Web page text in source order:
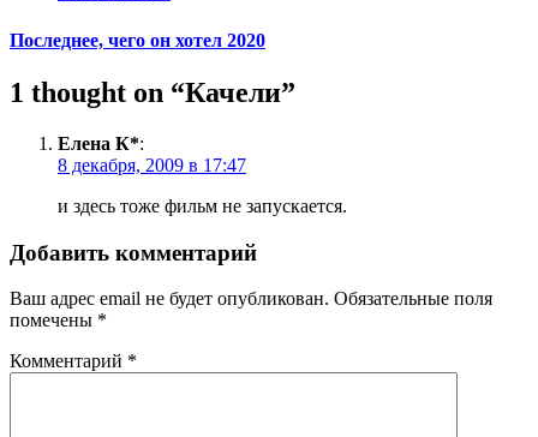
Последнее, чего он хотел 2020
1 thought on “Качели”
Елена К*:
8 декабря, 2009 в 17:47
и здесь тоже фильм не запускается.
Добавить комментарий
Ваш адрес email не будет опубликован. Обязательные поля
помечены *
Комментарий *